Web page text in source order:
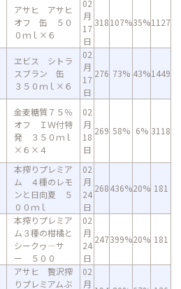
アサヒ アサヒ
オフ 缶 ５０
０ｍｌ×６
02
月
17
日
318107%35%1127
ヱビス シトラ
スブラン 缶
３５０ｍｌ×６
02
月
17
日
276 73% 43%1449
金麦糖質７５％
オフ ＩＷ付特
発 ３５０ｍｌ
×６×４
02
月
18
日
269 58% 6% 3118
本搾りプレミア
ム ４種のレモ
ンと日向夏 ５
００ｍｌ
02
月
24
日
268436%20% 181
本搾りプレミア
ム３種の柑橘と
シークヮ―サ
ー ５００
02
月
24
日
247399%20% 181
アサヒ 贅沢搾
りプレミアムぶ
02
月